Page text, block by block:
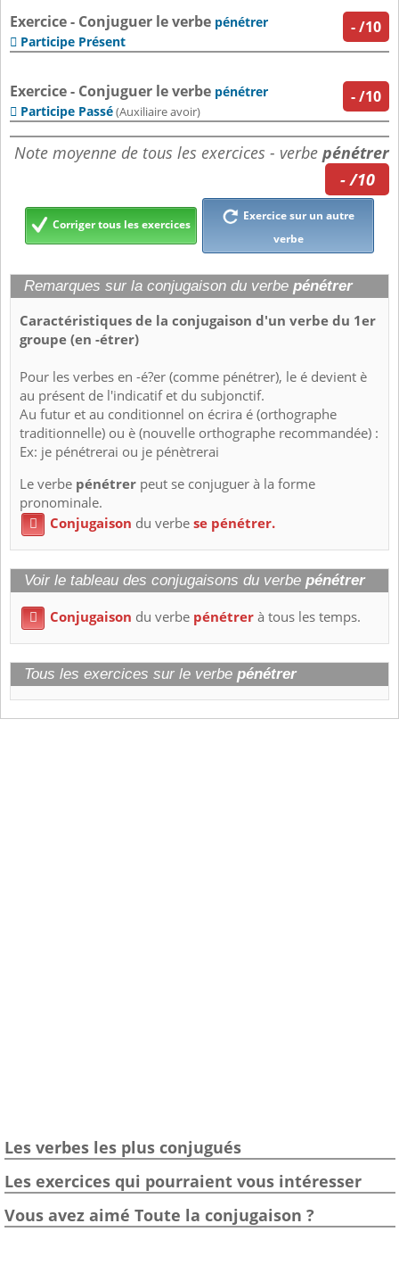
-/10
Exercice - Conjuguer le verbe pénétrer
 Participe Présent
-/10
Exercice - Conjuguer le verbe pénétrer
 Participe Passé(Auxiliaire avoir)
Note moyenne de tous les exercices - verbe pénétrer
- /10
Corriger tous les exercices
Exercice sur un autre
verbe
Remarques sur la conjugaison du verbe pénétrer
Caractéristiques de la conjugaison d'un verbe du 1er
groupe (en -étrer)
Pour les verbes en -é?er (comme pénétrer), le é devient è
au présent de l'indicatif et du subjonctif.
Au futur et au conditionnel on écrira é (orthographe
traditionnelle) ou è (nouvelle orthographe recommandée) :
Ex: je pénétrerai ou je pénètrerai
Le verbe pénétrer peut se conjuguer à la forme
pronominale.
 Conjugaison du verbese pénétrer.
Voir le tableau des conjugaisons du verbe pénétrer
 Conjugaison du verbe pénétrerà tous les temps.
Tous les exercices sur le verbe pénétrer
Les verbes les plus conjugués
Les exercices qui pourraient vous intéresser
Vous avez aimé Toute la conjugaison ?